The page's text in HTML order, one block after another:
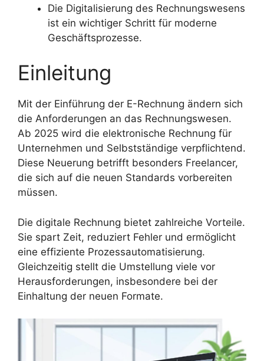
Die Digitalisierung des Rechnungswesens
ist ein wichtiger Schritt für moderne
Geschäftsprozesse.
Einleitung
Mit der Einführung der E-Rechnung ändern sich
die Anforderungen an das Rechnungswesen.
Ab 2025 wird die elektronische Rechnung für
Unternehmen und Selbstständige verpflichtend.
Diese Neuerung betrifft besonders Freelancer,
die sich auf die neuen Standards vorbereiten
müssen.
Die digitale Rechnung bietet zahlreiche Vorteile.
Sie spart Zeit, reduziert Fehler und ermöglicht
eine effiziente Prozessautomatisierung.
Gleichzeitig stellt die Umstellung viele vor
Herausforderungen, insbesondere bei der
Einhaltung der neuen Formate.